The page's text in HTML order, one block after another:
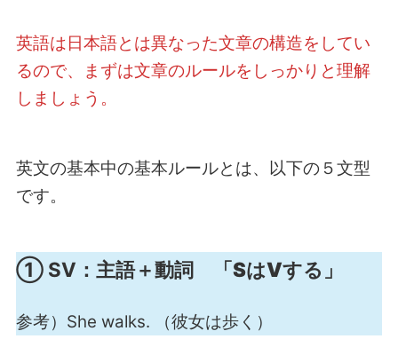
英語は日本語とは異なった文章の構造をしてい
るので、まずは文章のルールをしっかりと理解
しましょう。
英文の基本中の基本ルールとは、以下の５文型
です。
① SV： 主語＋動詞 「SはVする」
参考）She walks. （彼女は歩く）